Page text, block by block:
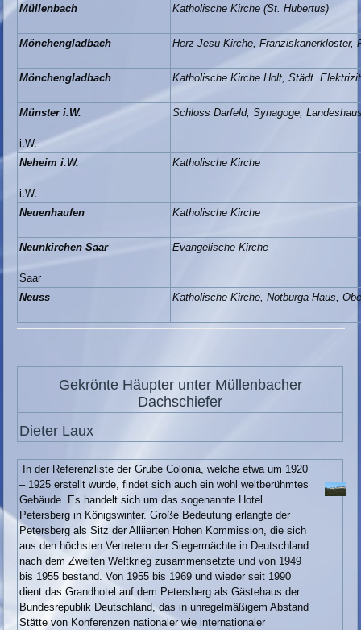
Müllenbach Katholische Kirche (St. Hubertus)
Mönchengladbach Herz-Jesu-Kirche, Franziskanerkloster,
Mönchengladbach Katholische Kirche Holt, Städt.
Münster i.W.
i.W.
Schloss Darfeld, Synagoge,
Neheim i.W.
i.W.
Katholische Kirche
Neuenhaufen Katholische Kirche
Neunkirchen Saar
Saar
Evangelische Kirche
Neuss Katholische Kirche, Notburga-Haus,
Gekrönte Häupter unter Müllenbacher
Dachschiefer
Dieter Laux
In der Referenzliste der Grube Colonia, welche etwa um 1920
– 1925 erstellt wurde, findet sich auch ein wohl weltberühmtes
Gebäude. Es handelt sich um das sogenannte Hotel
Petersberg in Königswinter. Große Bedeutung erlangte der
Petersberg als Sitz der Alliierten Hohen Kommission, die sich
aus den höchsten Vertretern der Siegermächte in Deutschland
nach dem Zweiten Weltkrieg zusammensetzte und von 1949
bis 1955 bestand. Von 1955 bis 1969 und wieder seit 1990
dient das Grandhotel auf dem Petersberg als Gästehaus der
Bundesrepublik Deutschland, das in unregelmäßigem Abstand
Stätte von Konferenzen nationaler wie internationaler